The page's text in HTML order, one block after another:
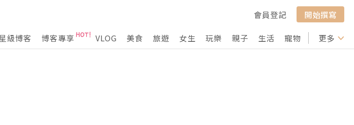
會員登記
開始撰寫
級博客 博客專享 VLOG 美食 旅遊 女生 玩樂 親子 生活 寵物 行山 打卡
更多